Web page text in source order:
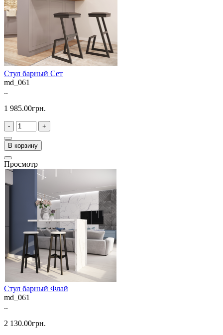
Стул барный Сет
md_061
..
1 985.00грн.
- +
В корзину
Просмотр
Стул барный Флай
md_061
..
2 130.00грн.